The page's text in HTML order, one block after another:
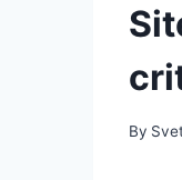
By